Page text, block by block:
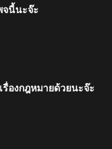
จนี้นะจ๊ะ
รื่องกฎหมายด้วยนะจ๊ะ